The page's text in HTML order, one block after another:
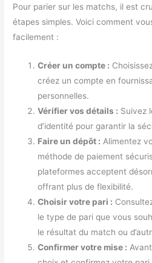
Pour parier sur les matchs, il est
étapes simples. Voici comment
facilement :
Créer un compte :
créez un compte en
personnelles.
Vérifier vos détails : Suivez
d’identité pour garantir la
Faire un dépôt : Alimentez
méthode de paiement
plateformes acceptent
offrant plus de flexibilité.
Choisir votre pari :
le type de pari que vous
le résultat du match ou
Confirmer votre mise :